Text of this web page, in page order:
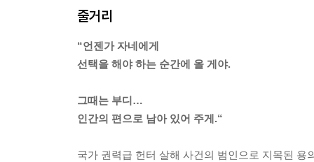
줄거리
“언젠가 자네에게
선택을 해야 하는 순간에 올 게야.
그때는 부디…
인간의 편으로 남아 있어 주게.“
국가 권력급 헌터 살해 사건의 범인으로 지목된 용